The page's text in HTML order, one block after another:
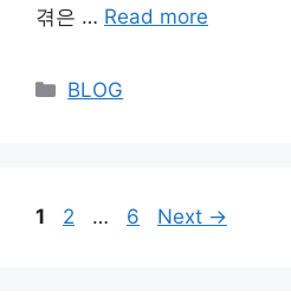
겪은 … Read more
Categories
BLOG
Page
1 Page
2 … Page
6 Next →